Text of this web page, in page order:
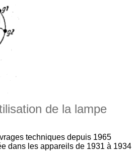
de la lampe
techniques depuis 1965
dans les appareils de 1931 à 1934